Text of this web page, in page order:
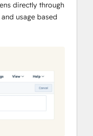
directly through
usage based